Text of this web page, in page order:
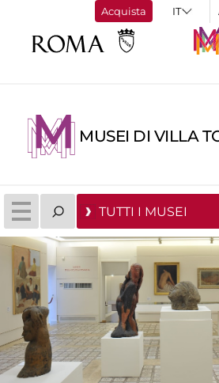
Acquista
MUSEI DI VILLA
TUTTI I MUSEI